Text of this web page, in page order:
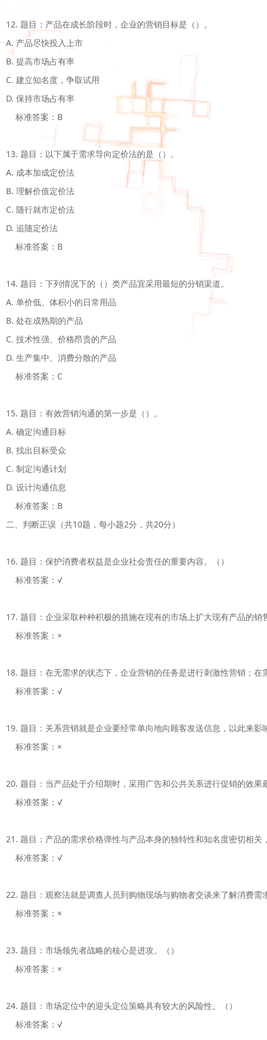
12. 题目：产品在成长阶段时，企业的营销目标是（）。
A. 产品尽快投入上市
B. 提高市场占有率
C. 建立知名度，争取试用
D. 保持市场占有率
标准答案：B
13. 题目：以下属于需求导向定价法的是（）。
A. 成本加成定价法
B. 理解价值定价法
C. 随行就市定价法
D. 追随定价法
标准答案：B
14. 题目：下列情况下的（）类产品宜采用最短的分销渠道。
A. 单价低、体积小的日常用品
B. 处在成熟期的产品
C. 技术性强、价格昂贵的产品
D. 生产集中、消费分散的产品
标准答案：C
15. 题目：有效营销沟通的第一步是（）。
A. 确定沟通目标
B. 找出目标受众
C. 制定沟通计划
D. 设计沟通信息
标准答案：B
二、判断正误（共10题，每小题2分，共20分）
16. 题目：保护消费者权益是企业社会责任的重要内容。（）
标准答案：√
17. 题目：企业采取种种积极的措施在现有的市场上扩大现有产品的销
标准答案：×
18. 题目：在无需求的状态下，企业营销的任务是进行刺激性营销；
标准答案：√
19. 题目：关系营销就是企业要经常单向地向顾客发送信息，以此来影
标准答案：×
20. 题目：当产品处于介绍期时，采用广告和公共关系进行促销的效果
标准答案：√
21. 题目：产品的需求价格弹性与产品本身的独特性和知名度密切相
标准答案：√
22. 题目：观察法就是调查人员到购物现场与购物者交谈来了解消费需
标准答案：×
23. 题目：市场领先者战略的核心是进攻。（）
标准答案：×
24. 题目：市场定位中的迎头定位策略具有较大的风险性。（）
标准答案：√